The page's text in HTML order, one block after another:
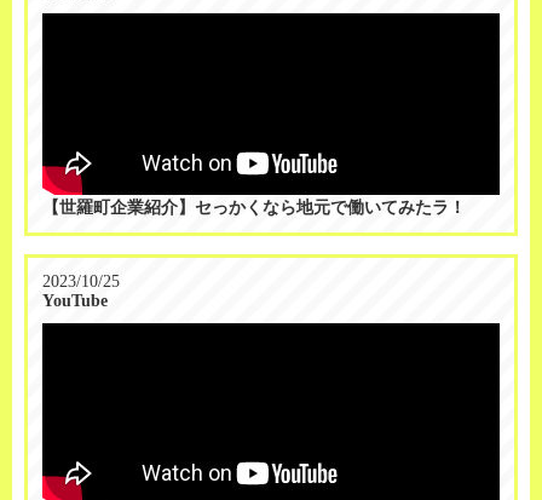
【世羅町企業紹介】セっかくなら地元で働いてみたラ！
2023/10/25
YouTube